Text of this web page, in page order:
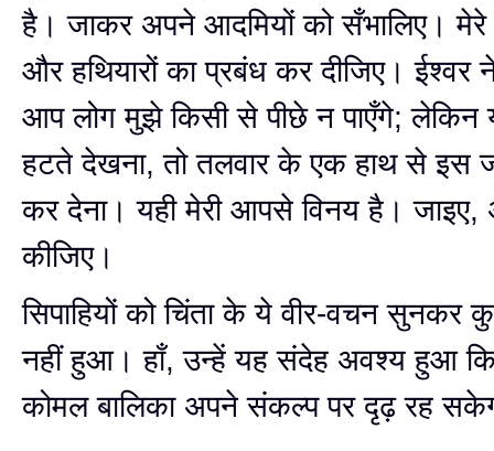
है। जाकर अपने आदमियों को सँभालिए। मेरे
और हथियारों का प्रबंध कर दीजिए। ईश्वर ने
आप लोग मुझे किसी से पीछे न पाएँगे; लेकिन
हटते देखना, तो तलवार के एक हाथ से इस
कर देना। यही मेरी आपसे विनय है। जाइए,
कीजिए।
सिपाहियों को चिंता के ये वीर-वचन सुनकर
नहीं हुआ। हाँ, उन्हें यह संदेह अवश्य हुआ
कोमल बालिका अपने संकल्प पर दृढ़ रह